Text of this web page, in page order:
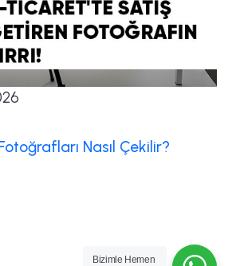
Nasıl Çekilir?
Bizimle Hemen